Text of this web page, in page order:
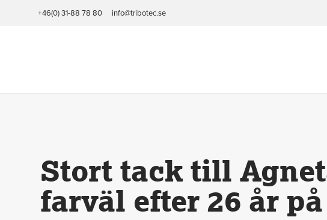
+46(0) 31-88 78 80 info@tribotec.se
Stort tack till
farväl efter 26 år